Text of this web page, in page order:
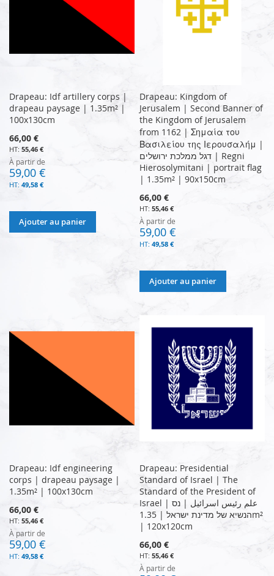
Drapeau: Idf artillery corps |
drapeau paysage | 1.35m² |
100x130cm
66,00 €
55,46 €
À partir de
59,00 €
49,58 €
Ajouter au panier
Drapeau: Kingdom of
Jerusalem | Second Banner of
the Kingdom of Jerusalem
from 1162 | Σημαία του
Βασιλείου της Ιερουσαλήμ |
דגל ממלכת ירושלים | Regni
Hierosolymitani | portrait flag
| 1.35m² | 90x150cm
66,00 €
55,46 €
À partir de
59,00 €
49,58 €
Ajouter au panier
Drapeau: Idf engineering
corps | drapeau paysage |
1.35m² | 100x130cm
66,00 €
55,46 €
À partir de
59,00 €
49,58 €
Drapeau: Presidential
Standard of Israel | The
Standard of the President of
Israel | علم رئيس اسرائيل | נס
הנשיא של מדינת ישראל | 1.35m²
| 120x120cm
66,00 €
55,46 €
À partir de